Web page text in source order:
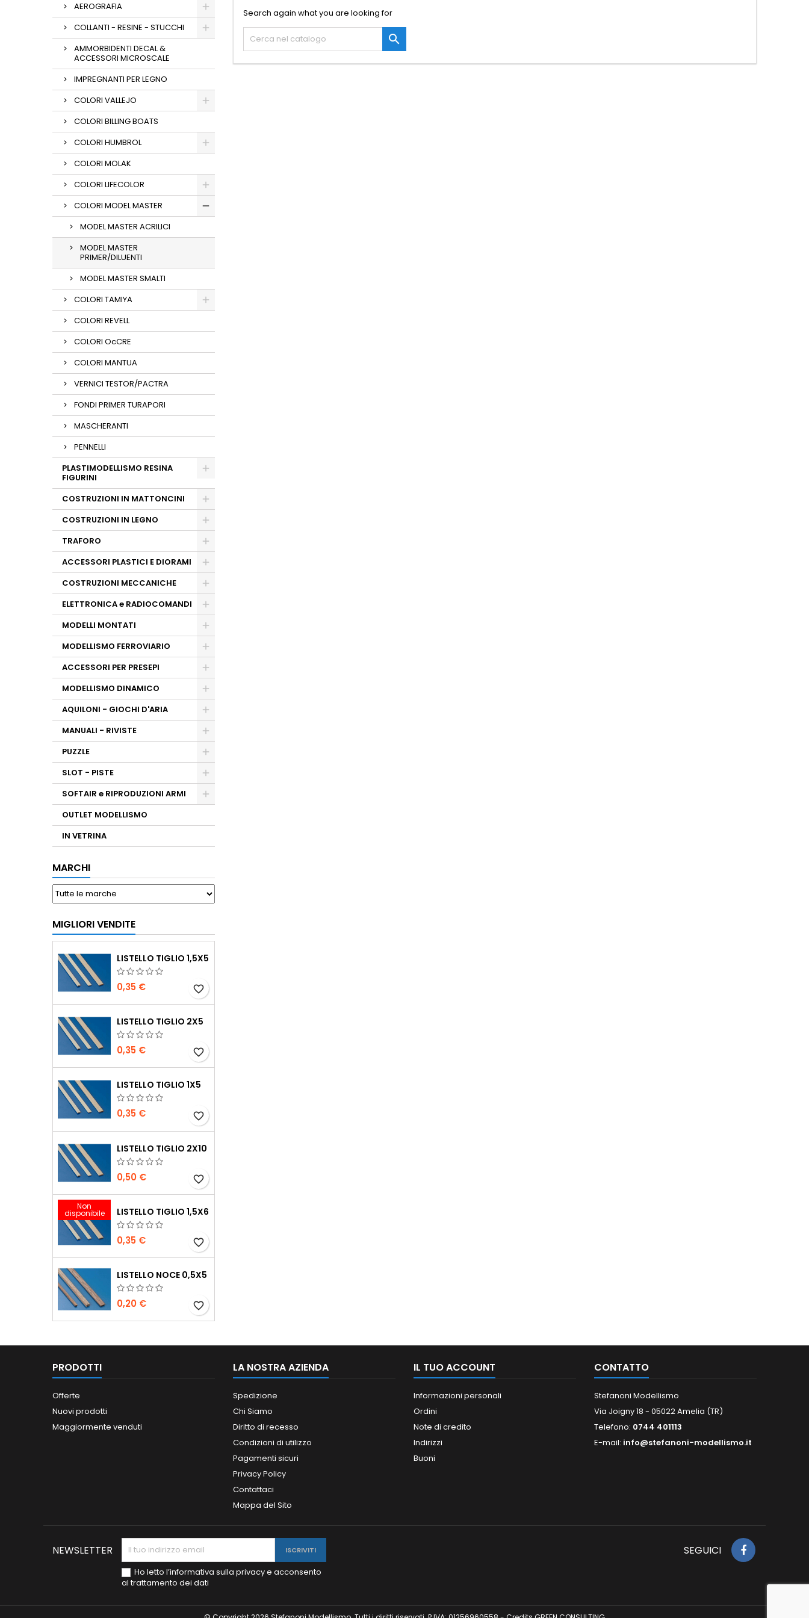
AEROGRAFIA
COLLANTI - RESINE - STUCCHI
AMMORBIDENTI DECAL &
ACCESSORI MICROSCALE
IMPREGNANTI PER LEGNO
COLORI VALLEJO
COLORI BILLING BOATS
COLORI HUMBROL
COLORI MOLAK
COLORI LIFECOLOR
COLORI MODEL MASTER
MODEL MASTER ACRILICI
MODEL MASTER
PRIMER/DILUENTI
MODEL MASTER SMALTI
COLORI TAMIYA
COLORI REVELL
COLORI OcCRE
COLORI MANTUA
VERNICI TESTOR/PACTRA
FONDI PRIMER TURAPORI
MASCHERANTI
PENNELLI
PLASTIMODELLISMO RESINA
FIGURINI
COSTRUZIONI IN MATTONCINI
COSTRUZIONI IN LEGNO
TRAFORO
ACCESSORI PLASTICI E DIORAMI
COSTRUZIONI MECCANICHE
ELETTRONICA e RADIOCOMANDI
MODELLI MONTATI
MODELLISMO FERROVIARIO
ACCESSORI PER PRESEPI
MODELLISMO DINAMICO
AQUILONI - GIOCHI D'ARIA
MANUALI - RIVISTE
PUZZLE
SLOT - PISTE
SOFTAIR e RIPRODUZIONI ARMI
OUTLET MODELLISMO
IN VETRINA
MARCHI
MIGLIORI VENDITE
LISTELLO TIGLIO 1,5X5
0,35 € favorite_border
LISTELLO TIGLIO 2X5
0,35 € favorite_border
LISTELLO TIGLIO 1X5
0,35 € favorite_border
LISTELLO TIGLIO 2X10
0,50 € favorite_border
Non
disponibile LISTELLO TIGLIO 1,5X6
0,35 € favorite_border
LISTELLO NOCE 0,5X5
0,20 € favorite_border
Search again what you are looking for

PRODOTTI
Offerte
Nuovi prodotti
Maggiormente venduti
LA NOSTRA AZIENDA
Spedizione
Chi Siamo
Diritto di recesso
Condizioni di utilizzo
Pagamenti sicuri
Privacy Policy
Contattaci
Mappa del Sito
IL TUO ACCOUNT
Informazioni personali
Ordini
Note di credito
Indirizzi
Buoni
CONTATTO
Stefanoni Modellismo
Via Joigny 18 - 05022 Amelia (TR)
Telefono: 0744 401113
E-mail: info@stefanoni-modellismo.it
NEWSLETTER
Ho letto l’informativa sulla privacy e acconsento
al trattamento dei dati
SEGUICI